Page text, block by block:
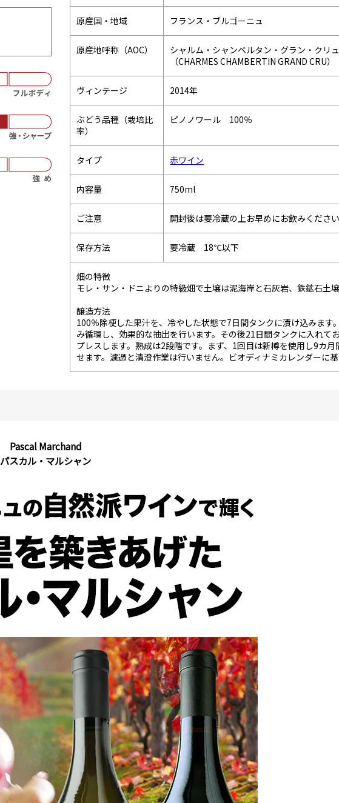
原産国・地域 フランス・ブルゴーニュ
原産地呼称（AOC）
シャルム・シャンベルタン・グラン・クリ
（CHARMES CHAMBERTIN GRAND CRU）
ヴィンテージ 2014年
ぶどう品種（栽培比
率）
ピノノワール 100％
タイプ 赤ワイン
内容量 750ml
ご注意 開封後は要冷蔵の上お早めにお飲みくださ
保存方法 要冷蔵 18℃以下
畑の特徴
モレ・サン・ドニよりの特級畑で土壌は泥海岸と石灰岩、鉄鉱石土
醸造方法
100％除梗した果汁を、冷やした状態で7日間タンクに漬け込みま
み循環し、効果的な抽出を行います。その後21日間タンクに入れ
プレスします。熟成は2段階です。まず、1回目は新樽を使用し9カ
せます。濾過と清澄作業は行いません。ビオディナミカレンダーに
Pascal Marchand
パスカル・マルシャン